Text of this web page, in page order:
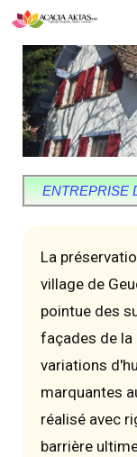
ENTREPRISE
La
village de
pointue des
façades de la
variations
marquantes
réalisé avec
barrière